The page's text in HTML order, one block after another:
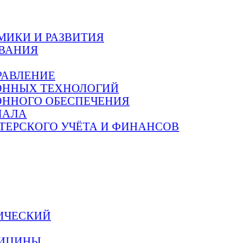
И РАЗВИТИЯ
ТЕХНОЛОГИЙ
ОБЕСПЕЧЕНИЯ
УЧЁТА И ФИНАНСОВ